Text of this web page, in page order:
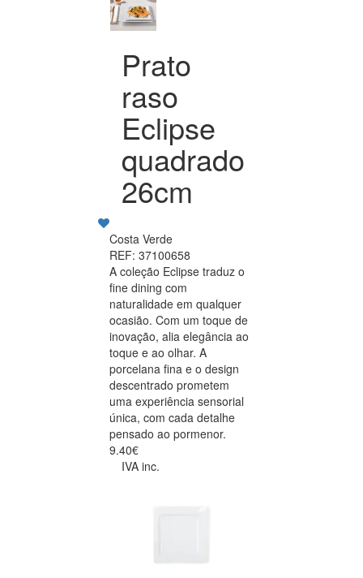
Prato
raso
Eclipse
quadrado
26cm
Costa Verde
REF: 37100658
A coleção Eclipse traduz o
fine dining com
naturalidade em qualquer
ocasião. Com um toque de
inovação, alia elegância ao
toque e ao olhar. A
porcelana fina e o design
descentrado prometem
uma experiência sensorial
única, com cada detalhe
pensado ao pormenor.
9.40€
IVA inc.